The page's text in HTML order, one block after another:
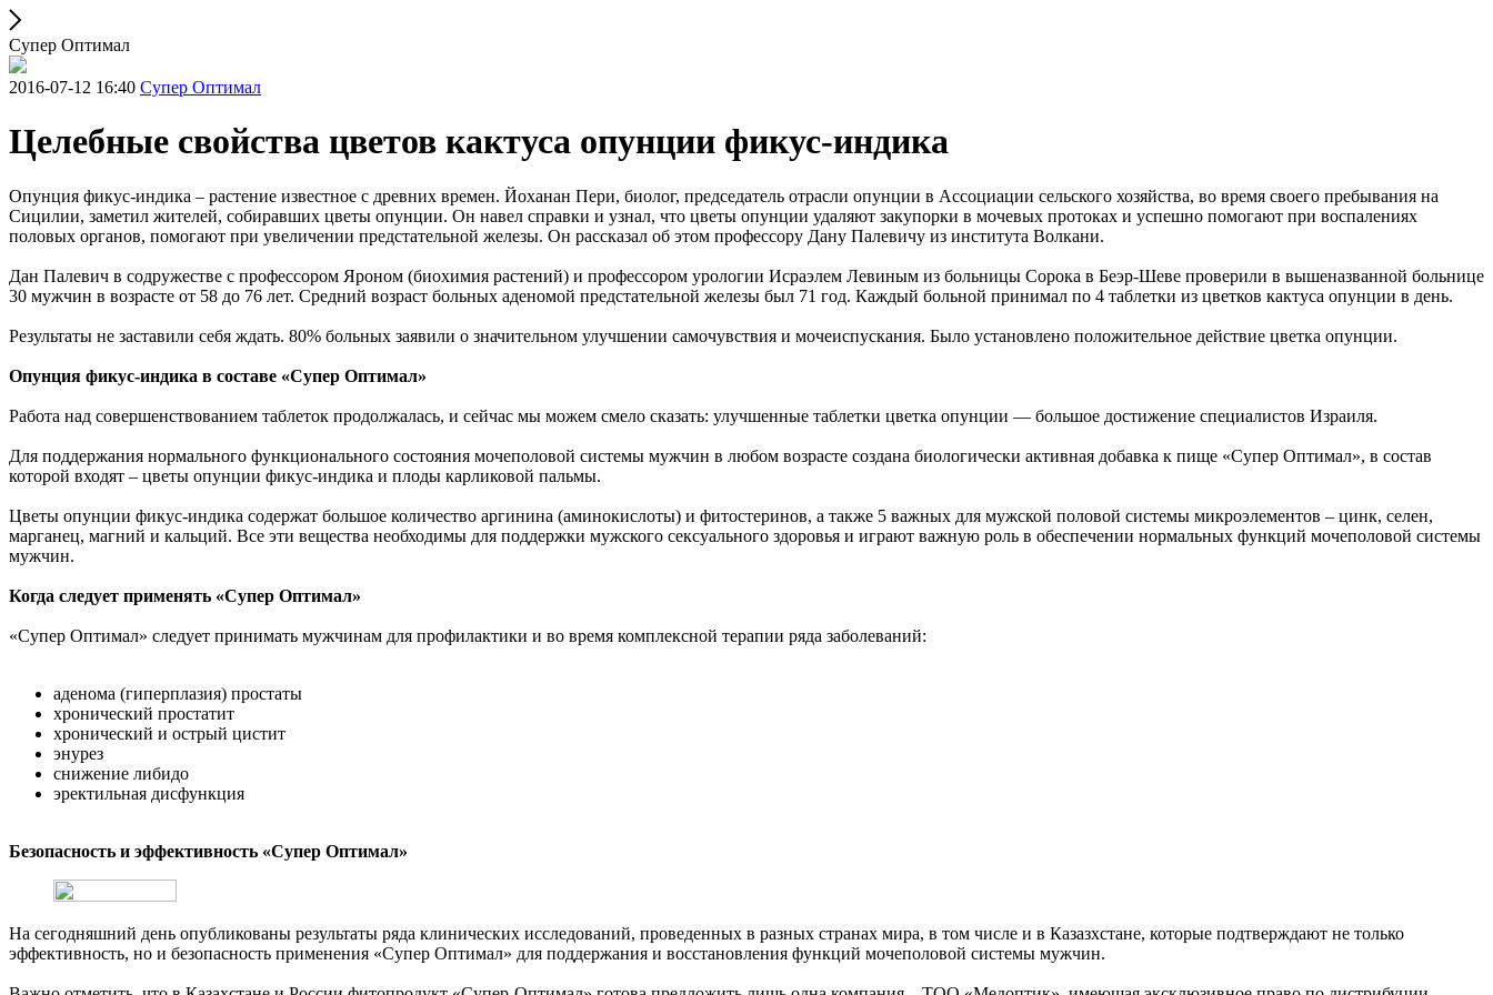
Супер Оптимал
2016-07-12 16:40 Супер Оптимал
Целебные свойства цветов кактуса опунции фикус-индика
Опунция фикус-индика – растение известное с древних времен. Йоханан Пери, биолог, председатель отрасли опунции в Ассоциации сельского хозяйства, во время своего пребывания на
Сицилии, заметил жителей, собиравших цветы опунции. Он навел справки и узнал, что цветы опунции удаляют закупорки в мочевых протоках и успешно помогают при воспалениях
половых органов, помогают при увеличении предстательной железы. Он рассказал об этом профессору Дану Палевичу из института Волкани.
Дан Палевич в содружестве с профессором Яроном (биохимия растений) и профессором урологии Исраэлем Левиным из больницы Сорока в Беэр-Шеве проверили в вышеназванной больнице
30 мужчин в возрасте от 58 до 76 лет. Средний возраст больных аденомой предстательной железы был 71 год. Каждый больной принимал по 4 таблетки из цветков кактуса опунции в день.
Результаты не заставили себя ждать. 80% больных заявили о значительном улучшении самочувствия и мочеиспускания. Было установлено положительное действие цветка опунции.
Опунция фикус-индика в составе «Супер Оптимал»
Работа над совершенствованием таблеток продолжалась, и сейчас мы можем смело сказать: улучшенные таблетки цветка опунции — большое достижение специалистов Израиля.
Для поддержания нормального функционального состояния мочеполовой системы мужчин в любом возрасте создана биологически активная добавка к пище «Супер Оптимал», в состав
которой входят – цветы опунции фикус-индика и плоды карликовой пальмы.
Цветы опунции фикус-индика содержат большое количество аргинина (аминокислоты) и фитостеринов, а также 5 важных для мужской половой системы микроэлементов – цинк, селен,
марганец, магний и кальций. Все эти вещества необходимы для поддержки мужского сексуального здоровья и играют важную роль в обеспечении нормальных функций мочеполовой системы
мужчин.
Когда следует применять «Супер Оптимал»
«Супер Оптимал» следует принимать мужчинам для профилактики и во время комплексной терапии ряда заболеваний:
аденома (гиперплазия) простаты
хронический простатит
хронический и острый цистит
энурез
снижение либидо
эректильная дисфункция
Безопасность и эффективность «Супер Оптимал»
На сегодняшний день опубликованы результаты ряда клинических исследований, проведенных в разных странах мира, в том числе и в Казазхстане, которые подтверждают не только
эффективность, но и безопасность применения «Супер Оптимал» для поддержания и восстановления функций мочеполовой системы мужчин.